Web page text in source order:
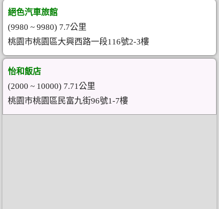
絕色汽車旅館
(9980 ~ 9980) 7.7公里
桃園市桃園區大興西路一段116號2-3樓
怡和飯店
(2000 ~ 10000) 7.71公里
桃園市桃園區民富九街96號1-7樓